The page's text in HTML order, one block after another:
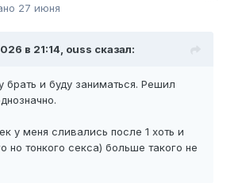
27 июня
в 21:14, ouss сказал:
брать и буду заниматься. Решил
у меня сливались после 1 хоть и
но тонкого секса) больше такого не